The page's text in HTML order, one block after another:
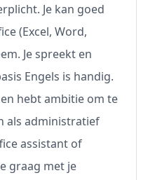
Je kan goed
(Excel, Word,
Je spreekt en
Engels is handig.
hebt ambitie om te
als administratief
assistant of
graag met je